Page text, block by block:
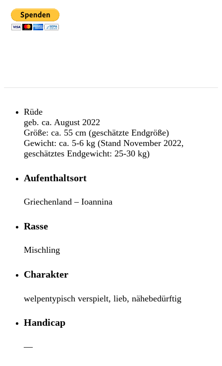
Rüde
geb. ca. August 2022
Größe: ca. 55 cm (geschätzte Endgröße)
Gewicht: ca. 5-6 kg (Stand November 2022,
geschätztes Endgewicht: 25-30 kg)
Aufenthaltsort
Griechenland – Ioannina
Rasse
Mischling
Charakter
welpentypisch verspielt, lieb, nähebedürftig
Handicap
—